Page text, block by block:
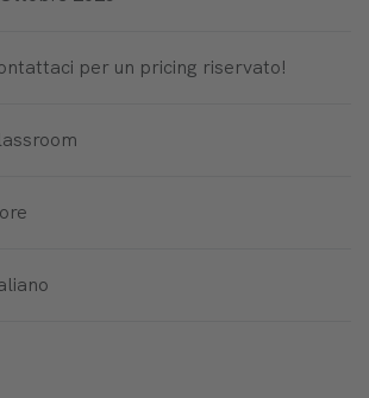
per un pricing riservato!